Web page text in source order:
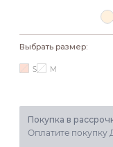
Выбрать размер:
S M
Покупка в
Оплатите